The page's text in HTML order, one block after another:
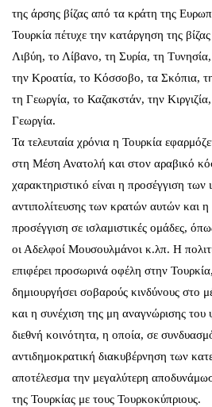
της άρσης βίζας από τα κράτη της
Τουρκία πέτυχε την κατάργηση της
Λιβύη, το Λίβανο, τη Συρία, τη
την Κροατία, το Κόσσοβο, τα Σκόπια,
τη Γεωργία, το Καζακστάν, την
Γεωργία.
Τα τελευταία χρόνια η Τουρκία
στη Μέση Ανατολή και στον αραβικό
χαρακτηριστικό είναι η προσέγγιση των
αντιπολίτευσης των κρατών αυτών και η
προσέγγιση σε ισλαμιστικές ομάδες,
οι Αδελφοί Μουσουλμάνοι κ.λπ. Η
επιφέρει προσωρινά οφέλη στην
δημιουργήσει σοβαρούς κινδύνους στο
και η συνέχιση της μη αναγνώρισης του
διεθνή κοινότητα, η οποία, σε
αντιδημοκρατική διακυβέρνηση των
αποτέλεσμα την μεγαλύτερη
της Τουρκίας με τους Τουρκοκύπριους.